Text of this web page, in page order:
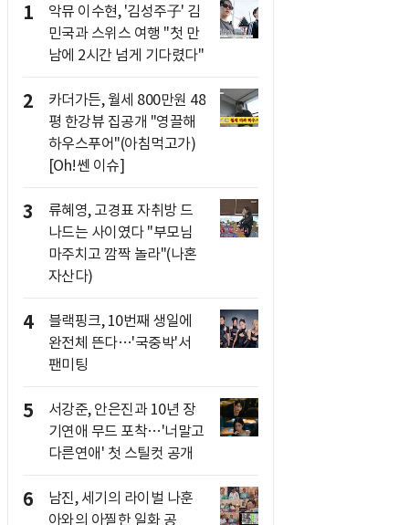
1
악뮤 이수현, '김성주子' 김
민국과 스위스 여행 "첫 만
남에 2시간 넘게 기다렸다"
2
카더가든, 월세 800만원 48
평 한강뷰 집공개 "영끌해
하우스푸어"(아침먹고가)
[Oh!쎈 이슈]
3
류혜영, 고경표 자취방 드
나드는 사이였다 "부모님
마주치고 깜짝 놀라"(나혼
자산다)
4
블랙핑크, 10번째 생일에
완전체 뜬다…'국중박'서
팬미팅
5
서강준, 안은진과 10년 장
기연애 무드 포착…'너말고
다른연애' 첫 스틸컷 공개
6
남진, 세기의 라이벌 나훈
아와의 아찔한 일화 공